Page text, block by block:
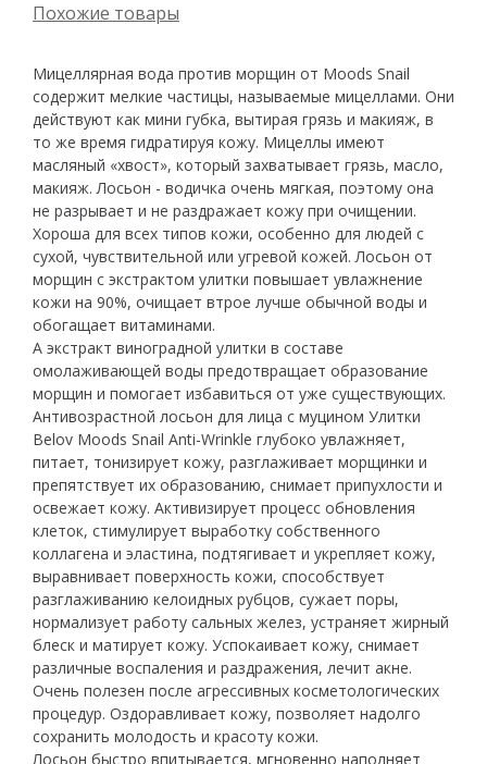
Похожие товары
Мицеллярная вода против морщин от Moods Snail
содержит мелкие частицы, называемые мицеллами. Они
действуют как мини губка, вытирая грязь и макияж, в
то же время гидратируя кожу. Мицеллы имеют
масляный «хвост», который захватывает грязь, масло,
макияж. Лосьон - водичка очень мягкая, поэтому она
не разрывает и не раздражает кожу при очищении.
Хороша для всех типов кожи, особенно для людей с
сухой, чувствительной или угревой кожей. Лосьон от
морщин с экстрактом улитки повышает увлажнение
кожи на 90%, очищает втрое лучше обычной воды и
обогащает витаминами.
А экстракт виноградной улитки в составе
омолаживающей воды предотвращает образование
морщин и помогает избавиться от уже существующих.
Антивозрастной лосьон для лица с муцином Улитки
Belov Moods Snail Anti-Wrinkle глубоко увлажняет,
питает, тонизирует кожу, разглаживает морщинки и
препятствует их образованию, снимает припухлости и
освежает кожу. Активизирует процесс обновления
клеток, стимулирует выработку собственного
коллагена и эластина, подтягивает и укрепляет кожу,
выравнивает поверхность кожи, способствует
разглаживанию келоидных рубцов, сужает поры,
нормализует работу сальных желез, устраняет жирный
блеск и матирует кожу. Успокаивает кожу, снимает
различные воспаления и раздражения, лечит акне.
Очень полезен после агрессивных косметологических
процедур. Оздоравливает кожу, позволяет надолго
сохранить молодость и красоту кожи.
Лосьон быстро впитывается, мгновенно наполняет